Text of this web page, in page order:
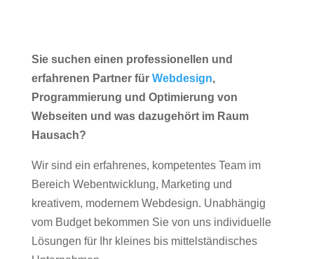
Sie suchen einen professionellen und
erfahrenen Partner für Webdesign,
Programmierung und Optimierung von
Webseiten und was dazugehört im Raum
Hausach?
Wir sind ein erfahrenes, kompetentes Team im
Bereich Webentwicklung, Marketing und
kreativem, modernem Webdesign. Unabhängig
vom Budget bekommen Sie von uns individuelle
Lösungen für Ihr kleines bis mittelständisches